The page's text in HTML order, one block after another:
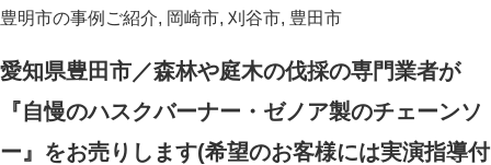
豊明市の事例ご紹介, 岡崎市, 刈谷市, 豊田市
愛知県豊田市／森林や庭木の伐採の専門業者が
『自慢のハスクバーナー・ゼノア製のチェーンソ
ー』をお売りします(希望のお客様には実演指導付